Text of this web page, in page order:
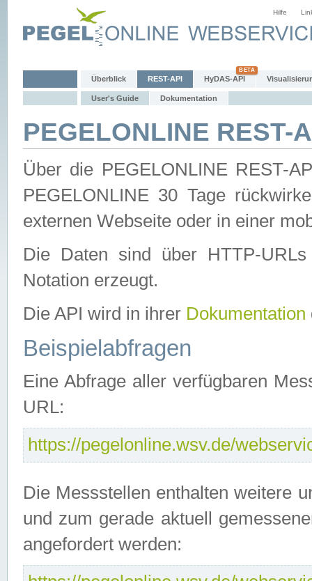
Hilfe
Überblick REST-API HyDAS-API
User's Guide Dokumentation
PEGELONLINE REST-
Über die PEGELONLINE REST-
PEGELONLINE 30 Tage
externen Webseite oder in einer
Die Daten sind über HTTP-
Notation erzeugt.
Die API wird in ihrer Dokumentation
Beispielabfragen
Eine Abfrage aller verfügbaren
URL:
https://pegelonline.wsv.de/
Die Messstellen enthalten weitere
und zum gerade aktuell
angefordert werden: